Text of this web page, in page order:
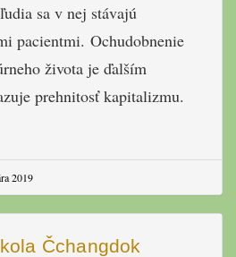
sa v nej stávajú
pacientmi. Ochudobnenie
života je ďalším
prehnitosť kapitalizmu.
2019
Čchangdok